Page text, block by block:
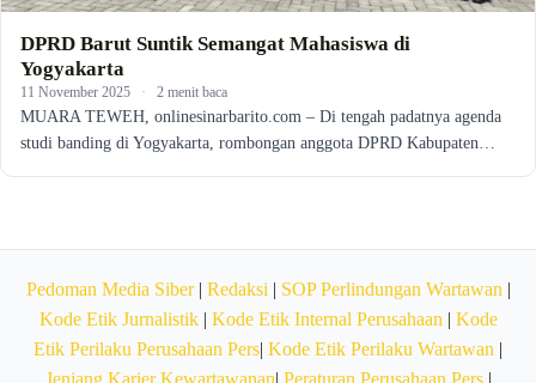
DPRD Barut Suntik Semangat Mahasiswa di
Yogyakarta
11 November 2025 · 2 menit baca
MUARA TEWEH, onlinesinarbarito.com – Di tengah padatnya agenda
studi banding di Yogyakarta, rombongan anggota DPRD Kabupaten…
Pedoman Media Siber| Redaksi | SOP Perlindungan Wartawan |
Kode Etik Jurnalistik| Kode Etik Internal Perusahaan | Kode
Etik Perilaku Perusahaan Pers| Kode Etik Perilaku Wartawan |